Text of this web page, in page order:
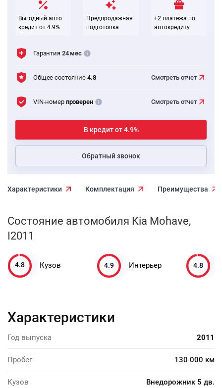
Выгодный авто
кредит от 4.9%
Предпродажная
подготовка
+2 платежа по
автокредиту
Гарантия 24 мес
Общее состояние 4.8 Смотреть отчет
VIN-номер проверен Смотреть отчет
В кредит от 4.9%
Обратный звонок
Характеристики Комплектация Преимущества
Состояние автомобиля Kia Mohave,
I2011
4.8 Кузов 4.9 Интерьер 4.8
Характеристики
Год выпуска 2011
Пробег 130 000 км
Кузов Внедорожник 5 дв.